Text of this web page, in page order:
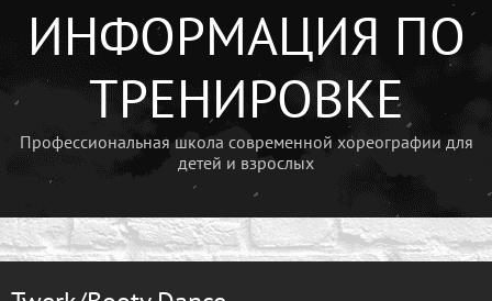
ИНФОРМАЦИЯ ПО
ТРЕНИРОВКЕ
Профессиональная школа современной хореографии для
детей и взрослых